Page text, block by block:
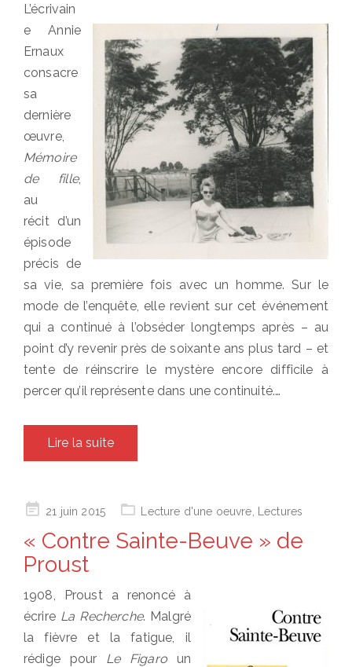
L’écrivain
e Annie
Ernaux
consacre
sa
dernière
œuvre,
Mémoire
de fille,
au
récit d’un
épisode
précis de
sa vie, sa première fois avec un homme. Sur le
mode de l’enquête, elle revient sur cet événement
qui a continué à l’obséder longtemps après – au
point d’y revenir près de soixante ans plus tard – et
tente de réinscrire le mystère encore difficile à
percer qu’il représente dans une continuité.…
Lire la suite
Posted21 juin 2015 Lecture d'une oeuvre Lectures
« Contre Sainte-Beuve » de
Proust
1908, Proust a renoncé à
écrire La Recherche. Malgré
la fièvre et la fatigue, il
rédige pour Le Figaroun